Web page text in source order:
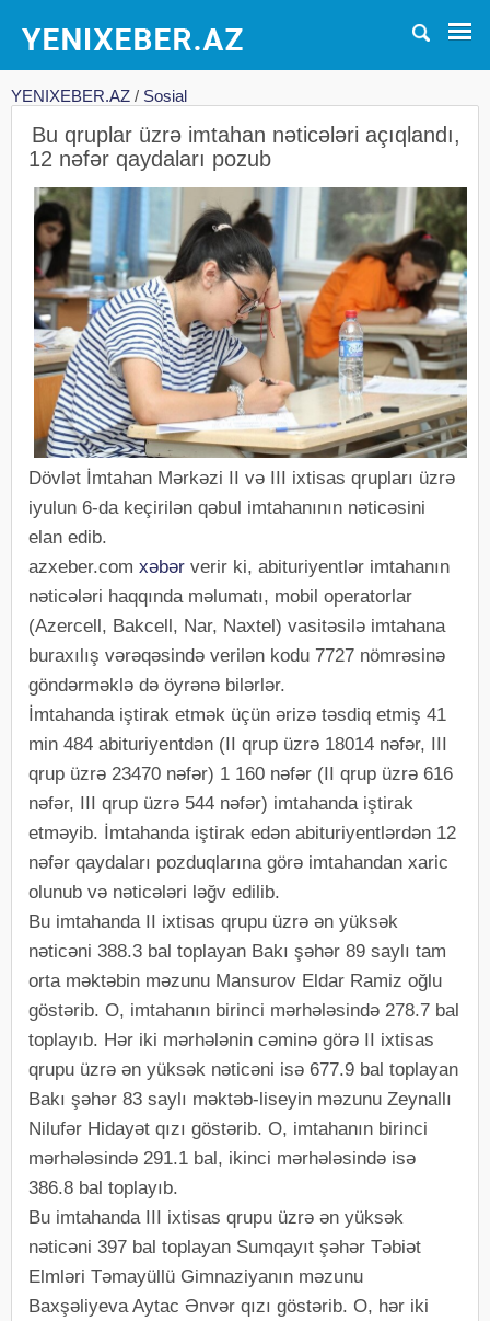
YENIXEBER.AZ / Sosial
Bu qruplar üzrə imtahan nəticələri açıqlandı,
12 nəfər qaydaları pozub
Dövlət İmtahan Mərkəzi II və III ixtisas qrupları üzrə
iyulun 6-da keçirilən qəbul imtahanının nəticəsini
elan edib.
azxeber.com xəbər verir ki, abituriyentlər imtahanın
nəticələri haqqında məlumatı, mobil operatorlar
(Azercell, Bakcell, Nar, Naxtel) vasitəsilə imtahana
buraxılış vərəqəsində verilən kodu 7727 nömrəsinə
göndərməklə də öyrənə bilərlər.
İmtahanda iştirak etmək üçün ərizə təsdiq etmiş 41
min 484 abituriyentdən (II qrup üzrə 18014 nəfər, III
qrup üzrə 23470 nəfər) 1 160 nəfər (II qrup üzrə 616
nəfər, III qrup üzrə 544 nəfər) imtahanda iştirak
etməyib. İmtahanda iştirak edən abituriyentlərdən 12
nəfər qaydaları pozduqlarına görə imtahandan xaric
olunub və nəticələri ləğv edilib.
Bu imtahanda II ixtisas qrupu üzrə ən yüksək
nəticəni 388.3 bal toplayan Bakı şəhər 89 saylı tam
orta məktəbin məzunu Mansurov Eldar Ramiz oğlu
göstərib. O, imtahanın birinci mərhələsində 278.7 bal
toplayıb. Hər iki mərhələnin cəminə görə II ixtisas
qrupu üzrə ən yüksək nəticəni isə 677.9 bal toplayan
Bakı şəhər 83 saylı məktəb-liseyin məzunu Zeynallı
Nilufər Hidayət qızı göstərib. O, imtahanın birinci
mərhələsində 291.1 bal, ikinci mərhələsində isə
386.8 bal toplayıb.
Bu imtahanda III ixtisas qrupu üzrə ən yüksək
nəticəni 397 bal toplayan Sumqayıt şəhər Təbiət
Elmləri Təmayüllü Gimnaziyanın məzunu
Baxşəliyeva Aytac Ənvər qızı göstərib. O, hər iki